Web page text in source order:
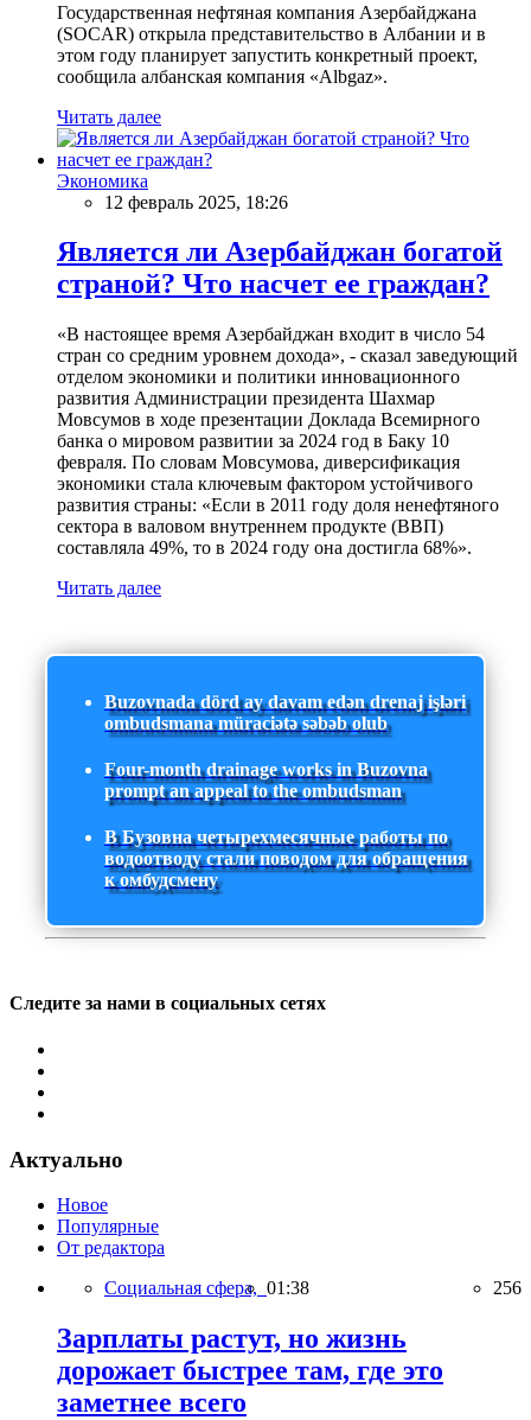
Государственная нефтяная компания Азербайджана
(SOCAR) открыла представительство в Албании и в
этом году планирует запустить конкретный проект,
сообщила албанская компания «Albgaz».
Читать далее
Экономика
12 февраль 2025, 18:26
Является ли Азербайджан богатой
страной? Что насчет ее граждан?
«В настоящее время Азербайджан входит в число 54
стран со средним уровнем дохода», - сказал заведующий
отделом экономики и политики инновационного
развития Администрации президента Шахмар
Мовсумов в ходе презентации Доклада Всемирного
банка о мировом развитии за 2024 год в Баку 10
февраля. По словам Мовсумова, диверсификация
экономики стала ключевым фактором устойчивого
развития страны: «Если в 2011 году доля ненефтяного
сектора в валовом внутреннем продукте (ВВП)
составляла 49%, то в 2024 году она достигла 68%».
Читать далее
Buzovnada dörd ay davam edən drenaj işləri
ombudsmana müraciətə səbəb olub
Four-month drainage works in Buzovna
prompt an appeal to the ombudsman
В Бузовна четырехмесячные работы по
водоотводу стали поводом для обращения
к омбудсмену
Следите за нами в социальных сетях
Актуально
Новое
Популярные
От редактора
Социальная сфера, 01:38 256
Зарплаты растут, но жизнь
дорожает быстрее там, где это
заметнее всего